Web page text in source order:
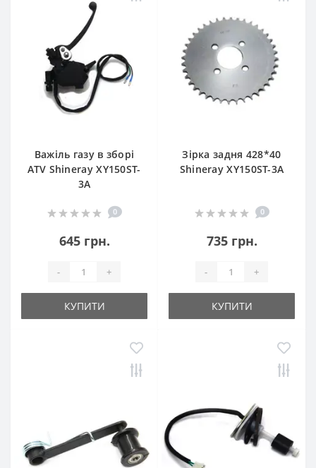
Важіль газу в зборі
ATV Shineray XY150ST-
3A
0
645 грн.
- +
КУПИТИ
Зірка задня 428*40
Shineray XY150ST-3A
0
735 грн.
- +
КУПИТИ